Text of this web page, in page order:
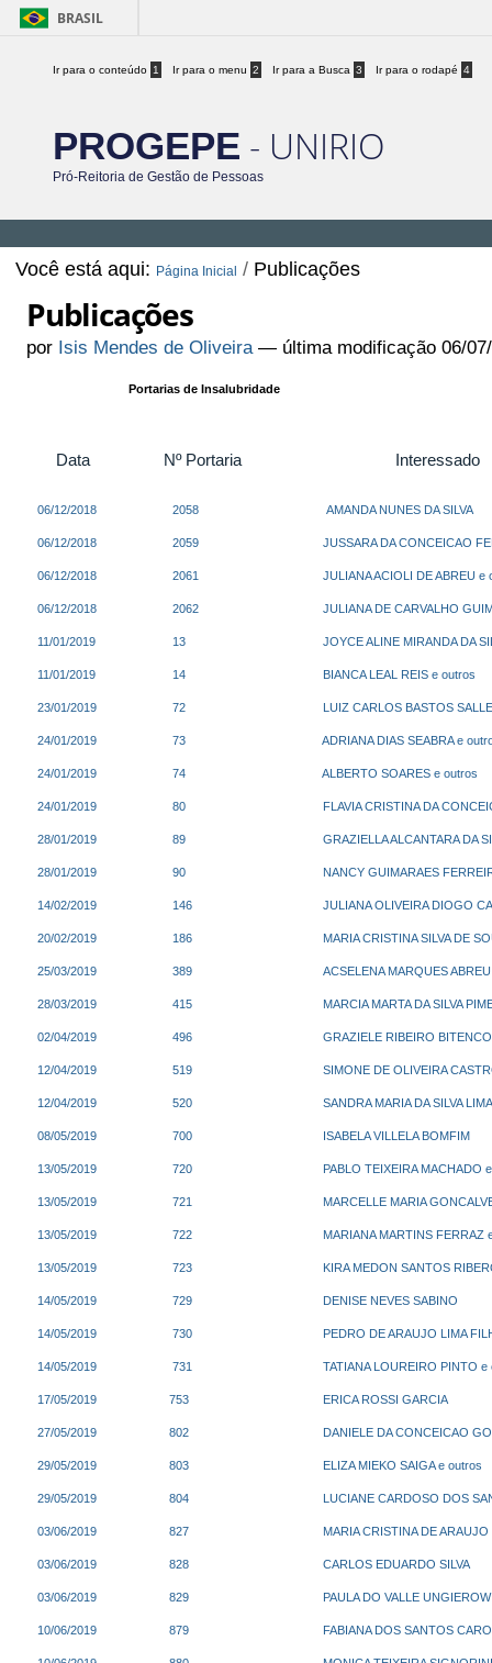
BRASIL
Ir para o conteúdo 1 Ir para o menu 2 Ir para a Busca 3 Ir para o rodapé 4
PROGEPE - UNIRIO
Pró-Reitoria de Gestão de Pessoas
Você está aqui: Página Inicial / Publicações
Publicações
por Isis Mendes de Oliveira — última modificação 06/
Portarias de Insalubridade
Data Nº Portaria Interessado
06/12/2018 2058 AMANDA NUNES DA SILVA
06/12/2018 2059 JUSSARA DA CONCEICAO
06/12/2018 2061 JULIANA ACIOLI DE ABREU e
06/12/2018 2062 JULIANA DE CARVALHO
11/01/2019 13 JOYCE ALINE MIRANDA DA
11/01/2019 14 BIANCA LEAL REIS e outros
23/01/2019 72 LUIZ CARLOS BASTOS
24/01/2019 73 ADRIANA DIAS SEABRA e
24/01/2019 74 ALBERTO SOARES e outros
24/01/2019 80 FLAVIA CRISTINA DA
28/01/2019 89 GRAZIELLA ALCANTARA DA
28/01/2019 90 NANCY GUIMARAES
14/02/2019 146 JULIANA OLIVEIRA DIOGO
20/02/2019 186 MARIA CRISTINA SILVA DE
25/03/2019 389 ACSELENA MARQUES
28/03/2019 415 MARCIA MARTA DA SILVA
02/04/2019 496 GRAZIELE RIBEIRO
12/04/2019 519 SIMONE DE OLIVEIRA
12/04/2019 520 SANDRA MARIA DA SILVA
08/05/2019 700 ISABELA VILLELA BOMFIM
13/05/2019 720 PABLO TEIXEIRA MACHADO
13/05/2019 721 MARCELLE MARIA
13/05/2019 722 MARIANA MARTINS FERRAZ
13/05/2019 723 KIRA MEDON SANTOS
14/05/2019 729 DENISE NEVES SABINO
14/05/2019 730 PEDRO DE ARAUJO LIMA
14/05/2019 731 TATIANA LOUREIRO PINTO e
17/05/2019 753 ERICA ROSSI GARCIA
27/05/2019 802 DANIELE DA CONCEICAO
29/05/2019 803 ELIZA MIEKO SAIGA e outros
29/05/2019 804 LUCIANE CARDOSO DOS
03/06/2019 827 MARIA CRISTINA DE
03/06/2019 828 CARLOS EDUARDO SILVA
03/06/2019 829 PAULA DO VALLE
10/06/2019 879 FABIANA DOS SANTOS